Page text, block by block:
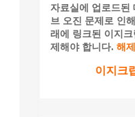
자료실에 업로드된
브 오진 문제로 인
래에 링크된 이지
제해야 합니다. 해
이지크